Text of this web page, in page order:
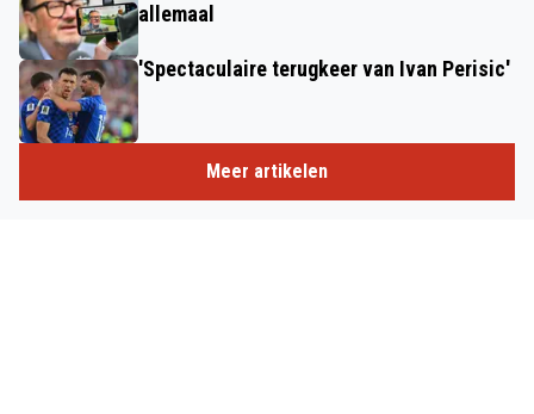
allemaal
'Spectaculaire terugkeer van Ivan Perisic'
Meer artikelen